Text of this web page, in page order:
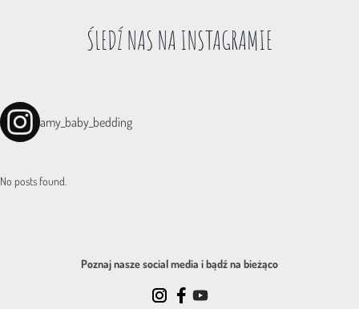
ŚLEDŹ NAS NA INSTAGRAMIE
amy_baby_bedding
No posts found.
Poznaj nasze social media i bądź na bieżąco